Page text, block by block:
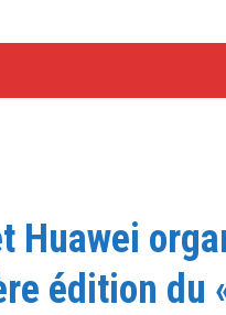
Huawei
édition du